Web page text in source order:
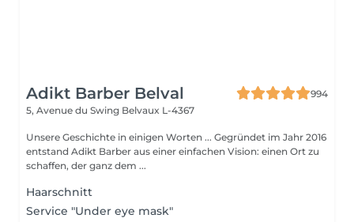
Adikt Barber Belval
994
5, Avenue du Swing Belvaux L-4367
Unsere Geschichte in einigen Worten ... Gegründet im Jahr 2016
entstand Adikt Barber aus einer einfachen Vision: einen Ort zu
schaffen, der ganz dem ...
Haarschnitt
Service "Under eye mask"